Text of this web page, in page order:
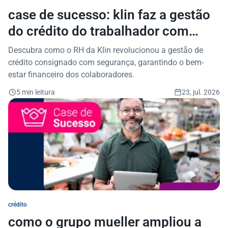
case de sucesso: klin faz a gestão
do crédito do trabalhador com
segurança
Descubra como o RH da Klin revolucionou a gestão de
crédito consignado com segurança, garantindo o bem-
estar financeiro dos colaboradores.
5 min leitura 23, jul. 2026
crédito
como o grupo mueller ampliou a